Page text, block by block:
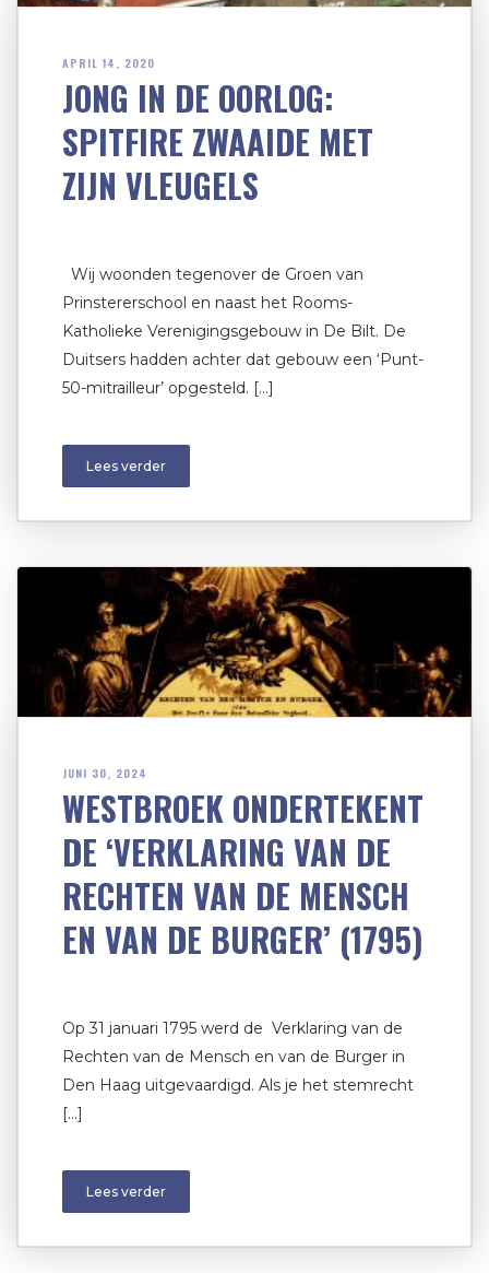
APRIL 14, 2020
JONG IN DE OORLOG:
SPITFIRE ZWAAIDE MET
ZIJN VLEUGELS
Wij woonden tegenover de Groen van
Prinstererschool en naast het Rooms-
Katholieke Verenigingsgebouw in De Bilt. De
Duitsers hadden achter dat gebouw een ‘Punt-
50-mitrailleur’ opgesteld. […]
Lees verder
JUNI 30, 2024
WESTBROEK ONDERTEKENT
DE ‘VERKLARING VAN DE
RECHTEN VAN DE MENSCH
EN VAN DE BURGER’ (1795)
Op 31 januari 1795 werd de Verklaring van de
Rechten van de Mensch en van de Burger in
Den Haag uitgevaardigd. Als je het stemrecht
[…]
Lees verder